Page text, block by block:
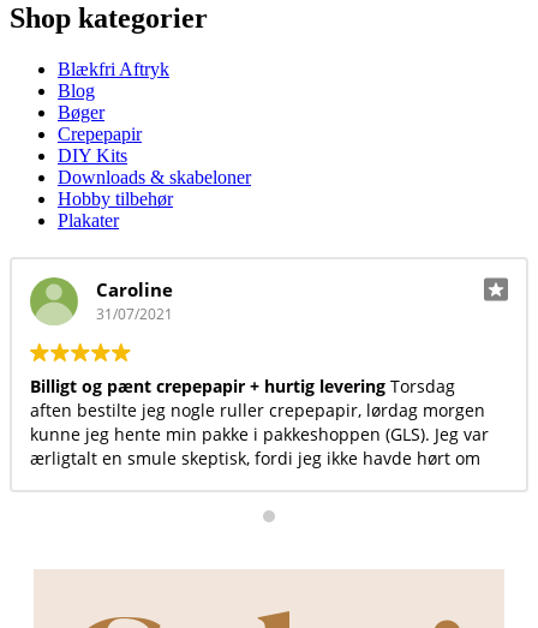
Shop kategorier
Blækfri Aftryk
Blog
Bøger
Crepepapir
DIY Kits
Downloads & skabeloner
Hobby tilbehør
Plakater
Annika Bak Hansen
23/06/2021
Virkelig et fint sted at handle. Kvaliteten er i top, både på
produkterne, levering og kundeservice.